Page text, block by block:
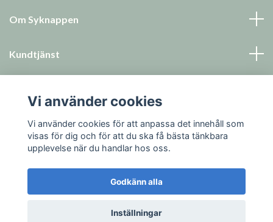
Om Syknappen
Kundtjänst
Sociala medier
© 2026 Syknappen
Vi använder cookies
Vi använder cookies för att anpassa det innehåll som
visas för dig och för att du ska få bästa tänkbara
upplevelse när du handlar hos oss.
Godkänn alla
Inställningar